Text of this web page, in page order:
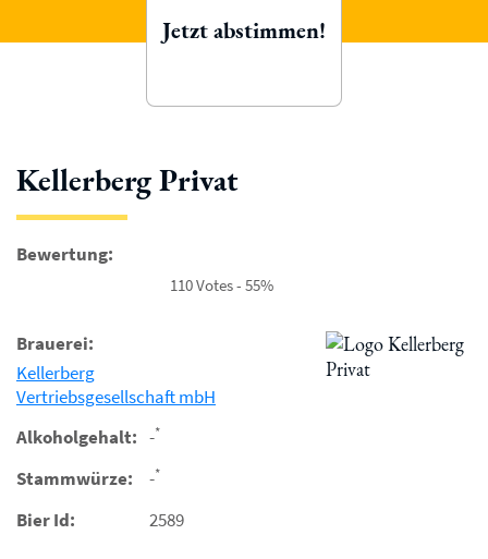
Kellerberg Privat
Bewertung:
110 Votes - 55%
Brauerei:
Kellerberg
Vertriebsgesellschaft mbH
Alkoholgehalt: -*
Stammwürze: -*
Bier Id: 2589
Jetzt abstimmen!